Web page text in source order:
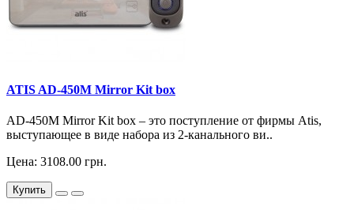
ATIS AD-450M Mirror Kit box
AD-450M Mirror Kit box – это поступление от фирмы Atis,
выступающее в виде набора из 2-канального ви..
Цена: 3108.00 грн.
Купить